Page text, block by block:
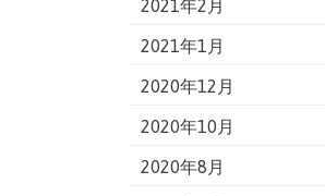
2021年2月
2021年1月
2020年12月
2020年10月
2020年8月